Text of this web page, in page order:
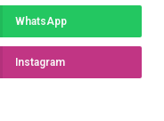
WhatsApp
Instagram